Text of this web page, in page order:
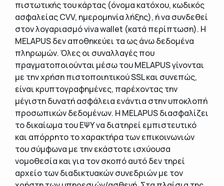
πιστωτικής του κάρτας (όνομα κατόχου, κωδικός
ασφαλείας CVV, ημερομηνία λήξης), ή να συνδεθεί
στον λογαριασμό viva wallet (κατά περίπτωση). Η
MELAPUS δεν αποθηκεύει τα ως άνω δεδομένα
πληρωμών. Όλες οι συναλλαγές που
πραγματοποιούνται μέσω του MELAPUS γίνονται
με την χρήση πιστοποιητικού SSL και συνεπώς,
είναι κρυπτογραφημένες, παρέχοντας την
μέγιστη δυνατή ασφάλεια ενάντια στην υποκλοπή
προσωπικών δεδομένων. Η MELAPUS διασφαλίζει
το δικαίωμα του ΕΨΥ να διατηρεί εμπιστευτικό
και απόρρητο το χαρακτήρα των επικοινωνιών
του σύμφωνα με την εκάστοτε ισχύουσα
νομοθεσία και για τον σκοπό αυτό δεν τηρεί
αρχείο των διαδικτυακών συνεδριών με τον